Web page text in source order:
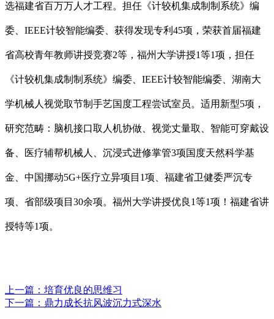
选福建省百万万人才工程。担任《计较机集成制制系统》编
委、IEEE计较智能编委、获得发现专利45项，荣获首届福建
省高校青年教师讲授竞赛2等，福州大学讲授1等1项，担任
《计较机集成制制系统》编委、IEEE计较智能编委、湖南大
学机械人视觉取节制手艺国度工程尝试室员。适用新型5项，
研究范畴：脑机接口取人机协做、视觉丈量取、智能可穿戴设
备、医疗辅帮机械人、沉浸式进修掌管3项国度天然科学基
金、中国挪动5G+医疗立异项目1项、福建省卫健委严沉专
项、省部级项目30余项。福州大学讲授优良1等1项！福建省讲
授特等1项。
上一篇： 培育优良的思维习
下一篇： 鼎力成长抗风波沉力式深水